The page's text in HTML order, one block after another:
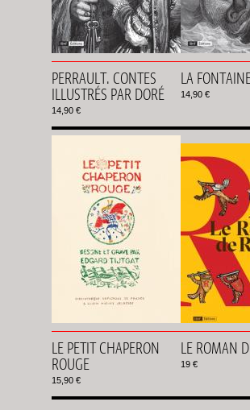
PERRAULT. CONTES
ILLUSTRÉS PAR DORÉ
14,90 €
LA
14,90 €
LE PETIT CHAPERON
ROUGE
15,90 €
LE ROMAN
19 €